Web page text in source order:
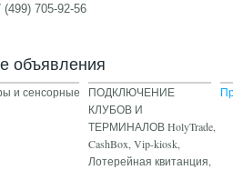
(499) 705-92-56
объявления
и сенсорные
ПОДКЛЮЧЕНИЕ
КЛУБОВ И
ТЕРМИНАЛОВ HolyTrade,
CashBox, Vip-kiosk,
Лотерейная квитанция,